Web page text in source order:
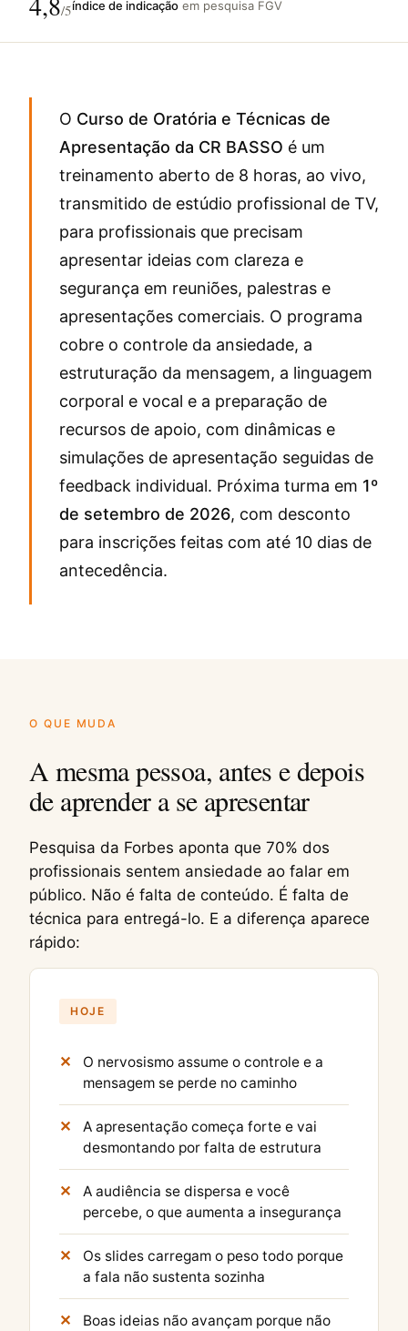
/5índice de indicação em pesquisa FGV
O Curso de Oratória e Técnicas de
Apresentação da CR BASSO é um
treinamento aberto de 8 horas, ao vivo,
transmitido de estúdio profissional de TV,
para profissionais que precisam
apresentar ideias com clareza e
segurança em reuniões, palestras e
apresentações comerciais. O programa
cobre o controle da ansiedade, a
estruturação da mensagem, a linguagem
corporal e vocal e a preparação de
recursos de apoio, com dinâmicas e
simulações de apresentação seguidas de
feedback individual. Próxima turma em 1º
de setembro de 2026, com desconto
para inscrições feitas com até 10 dias de
antecedência.
O QUE MUDA
A mesma pessoa, antes e depois
de aprender a se apresentar
Pesquisa da Forbes aponta que 70% dos
profissionais sentem ansiedade ao falar em
público. Não é falta de conteúdo. É falta de
técnica para entregá-lo. E a diferença aparece
rápido:
HOJE
O nervosismo assume o controle e a
mensagem se perde no caminho
A apresentação começa forte e vai
desmontando por falta de estrutura
A audiência se dispersa e você
percebe, o que aumenta a insegurança
Os slides carregam o peso todo porque
a fala não sustenta sozinha
Boas ideias não avançam porque não